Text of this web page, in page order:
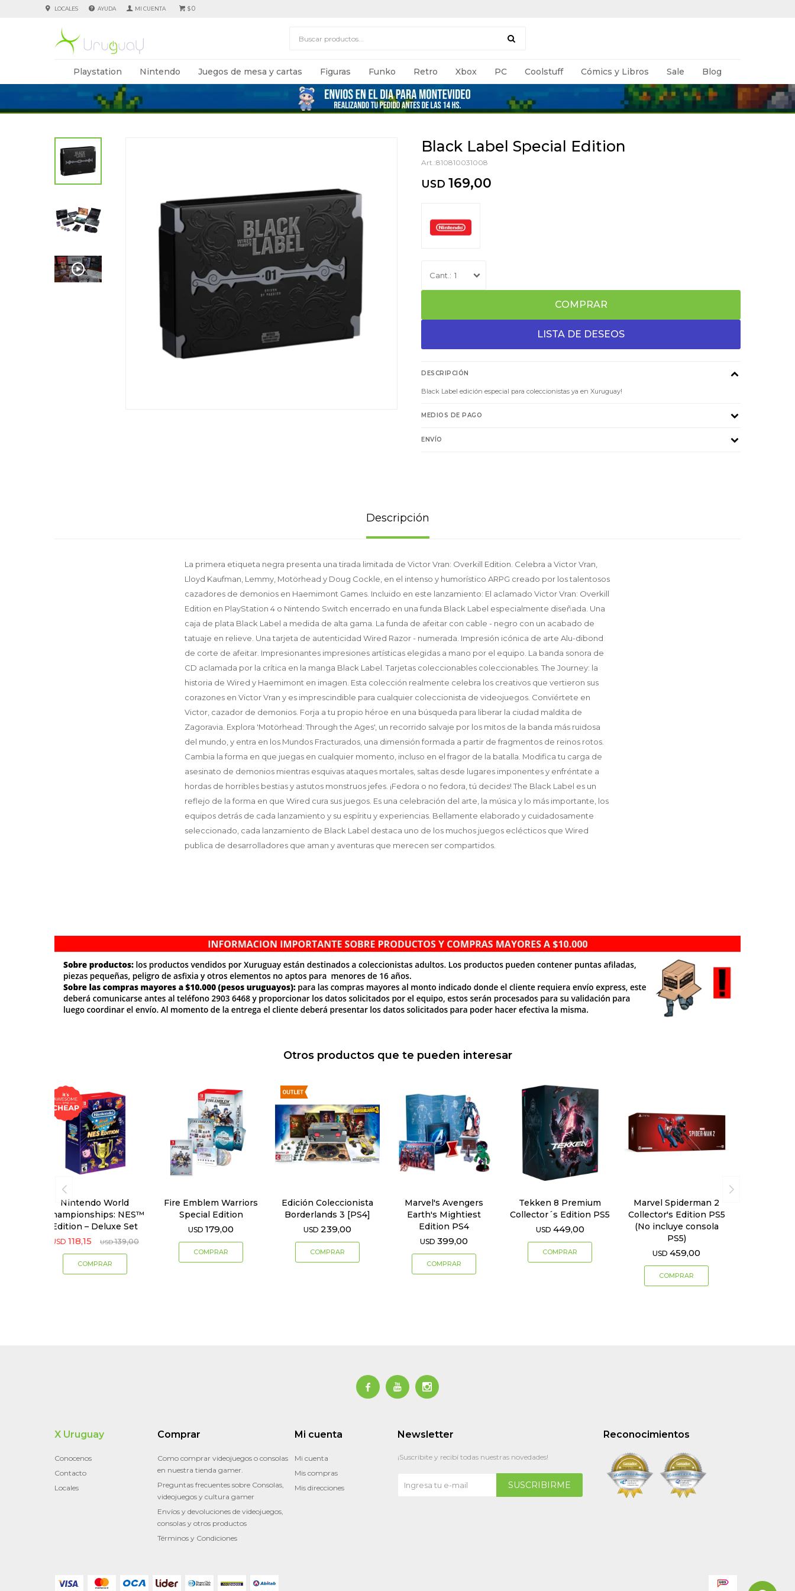
Playstation Nintendo Juegos de mesa y cartas Figuras Funko Retro Xbox PC Coolstuff Cómics y Libros Sale Blog
$0
LOCALES AYUDA
Black Label Special Edition
810810031008
USD 169,00
1
COMPRAR
DESCRIPCIÓN
Black Label edición especial para coleccionistas ya en Xuruguay!
MEDIOS DE PAGO
ENVÍO
Descripción
La primera etiqueta negra presenta una tirada limitada de Victor Vran: Overkill Edition. Celebra a Victor Vran,
Lloyd Kaufman, Lemmy, Motörhead y Doug Cockle, en el intenso y humorístico ARPG creado por los talentosos
cazadores de demonios en Haemimont Games. Incluido en este lanzamiento: El aclamado Victor Vran: Overkill
Edition en PlayStation 4 o Nintendo Switch encerrado en una funda Black Label especialmente diseñada. Una
caja de plata Black Label a medida de alta gama. La funda de afeitar con cable - negro con un acabado de
tatuaje en relieve. Una tarjeta de autenticidad Wired Razor - numerada. Impresión icónica de arte Alu-dibond
de corte de afeitar. Impresionantes impresiones artísticas elegidas a mano por el equipo. La banda sonora de
CD aclamada por la crítica en la manga Black Label. Tarjetas coleccionables coleccionables. The Journey: la
historia de Wired y Haemimont en imagen. Esta colección realmente celebra los creativos que vertieron sus
corazones en Victor Vran y es imprescindible para cualquier coleccionista de videojuegos. Conviértete en
Victor, cazador de demonios. Forja a tu propio héroe en una búsqueda para liberar la ciudad maldita de
Zagoravia. Explora 'Motörhead: Through the Ages', un recorrido salvaje por los mitos de la banda más ruidosa
del mundo, y entra en los Mundos Fracturados, una dimensión formada a partir de fragmentos de reinos rotos.
Cambia la forma en que juegas en cualquier momento, incluso en el fragor de la batalla. Modifica tu carga de
asesinato de demonios mientras esquivas ataques mortales, saltas desde lugares imponentes y enfréntate a
hordas de horribles bestias y astutos monstruos jefes. ¡Fedora o no fedora, tú decides! The Black Label es un
reflejo de la forma en que Wired cura sus juegos. Es una celebración del arte, la música y lo más importante, los
equipos detrás de cada lanzamiento y su espíritu y experiencias. Bellamente elaborado y cuidadosamente
seleccionado, cada lanzamiento de Black Label destaca uno de los muchos juegos eclécticos que Wired
publica de desarrolladores que aman y aventuras que merecen ser compartidos.
Otros productos que te pueden interesar
Nintendo World
Championships: NES™
Edition – Deluxe Set
USD 118,15 USD 139,00
Fire Emblem Warriors
Special Edition
USD 179,00
Edición Coleccionista
Borderlands 3 [PS4]
USD 239,00
Marvel's Avengers
Earth's Mightiest
Edition PS4
USD 399,00
Tekken 8 Premium
Collector´s Edition PS5
USD 449,00
Marvel Spiderman 2
Collector's Edition PS5
(No incluye consola
PS5)
USD 459,00
  
Reconocimientos
X Uruguay
Conocenos
Contacto
Locales
Comprar
Como comprar videojuegos o consolas
en nuestra tienda gamer.
Preguntas frecuentes sobre Consolas,
videojuegos y cultura gamer
Envíos y devoluciones de videojuegos,
consolas y otros productos
Términos y Condiciones
Mi cuenta
Mi cuenta
Mis compras
Mis direcciones
Newsletter
¡Suscribite y recibí todas nuestras novedades!
SUSCRIBIRME